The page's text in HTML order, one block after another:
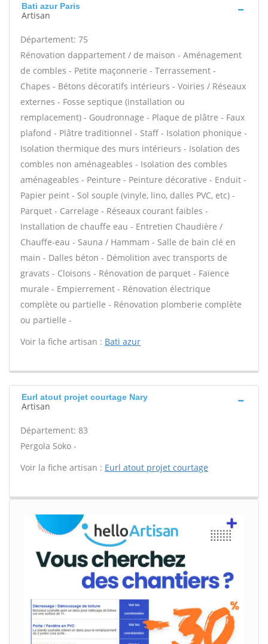
Bati azur Paris
Artisan
Département: 75
Rénovation dappartement / de maison - Aménagement
de combles - Petite maçonnerie - Terrassement -
Chapes - Bétons décoratifs intérieurs - Voiries / Réseaux
externes - Fosse septique (installation ou
remplacement) - Goudronnage - Plaque de plâtre - Faux
plafond - Plâtre traditionnel - Staff - Isolation phonique -
Isolation thermique des murs intérieurs - Isolation des
combles non aménageables - Isolation des combles
aménageables - Peinture - Peinture décorative - Enduit -
Papier peint - Sol souple (vinyle, lino, dalles PVC, etc) -
Parquet - Carrelage - Réseaux courant faibles -
Installation de chauffe eau - Entretien Chaudière /
Chauffe-eau - Sauna / Hammam - Salle de bain clé en
main - Dalles béton - Démolition avec transports de
gravats - Cloisons - Rénovation de parquet - Faïence
murale - Empierrement - Rénovation électrique
complète ou partielle - Rénovation plomberie complète
ou partielle -
Voir la fiche artisan : Bati azur
Eurl atout projet courtage Nary
Artisan
Département: 83
Pergola Soko -
Voir la fiche artisan : Eurl atout projet courtage